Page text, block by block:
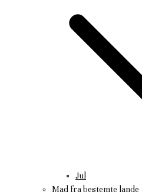
Jul
Mad fra bestemte lande